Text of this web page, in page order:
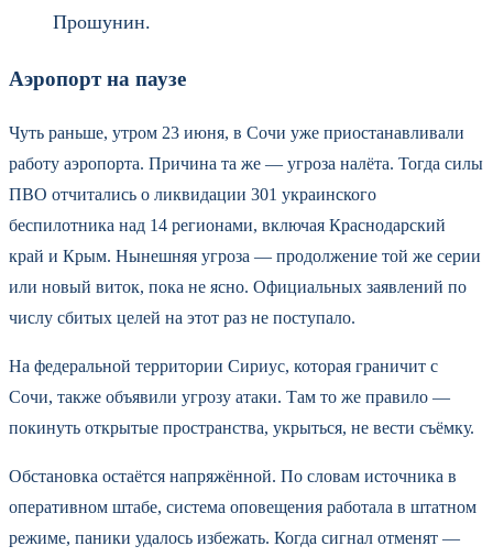
Прошунин.
Аэропорт на паузе
Чуть раньше, утром 23 июня, в Сочи уже приостанавливали
работу аэропорта. Причина та же — угроза налёта. Тогда силы
ПВО отчитались о ликвидации 301 украинского
беспилотника над 14 регионами, включая Краснодарский
край и Крым. Нынешняя угроза — продолжение той же серии
или новый виток, пока не ясно. Официальных заявлений по
числу сбитых целей на этот раз не поступало.
На федеральной территории Сириус, которая граничит с
Сочи, также объявили угрозу атаки. Там то же правило —
покинуть открытые пространства, укрыться, не вести съёмку.
Обстановка остаётся напряжённой. По словам источника в
оперативном штабе, система оповещения работала в штатном
режиме, паники удалось избежать. Когда сигнал отменят —